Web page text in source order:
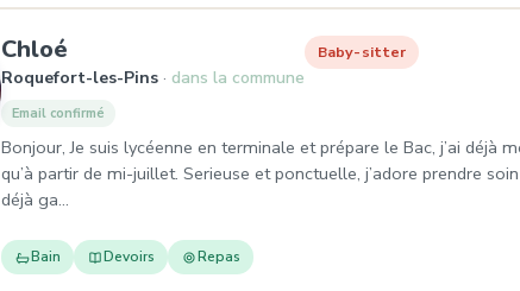
Chloé , Baby-sitter à Roquefort-les-Pins
Roquefort-les-Pins dans la commune
Baby-sitter
Email confirmé
Bonjour, Je suis lycéenne en terminale et prépare le Bac, j’ai déjà
qu’à partir de mi-juillet. Serieuse et ponctuelle, j’adore prendre
déjà ga…
Bain Devoirs Repas